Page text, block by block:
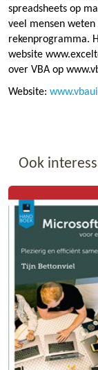
spreadsheets op
veel mensen
rekenprogramma.
website
over VBA op
Website:
Ook